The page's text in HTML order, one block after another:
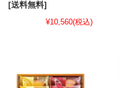
[送料無料]
¥10,560(税込)